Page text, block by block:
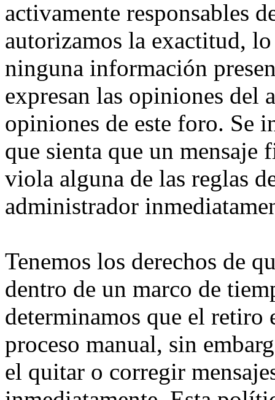
activamente responsables
autorizamos la exactitud,
ninguna información
expresan las opiniones del
opiniones de este foro. Se
que sienta que un mensaje
viola alguna de las reglas
administrador
Tenemos los derechos de
dentro de un marco de
determinamos que el retiro
proceso manual, sin
el quitar o corregir